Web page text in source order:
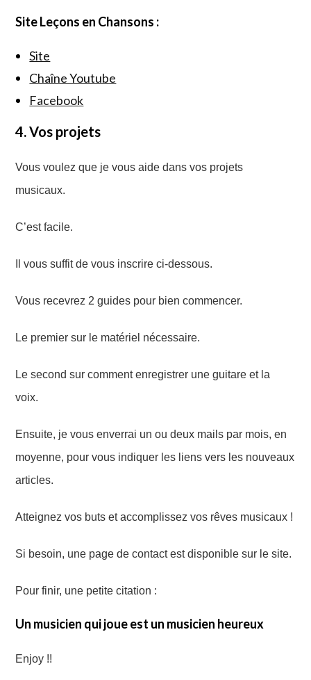
Site Leçons en Chansons :
Site
Chaîne Youtube
Facebook
4. Vos projets
Vous voulez que je vous aide dans vos projets
musicaux.
C’est facile.
Il vous suffit de vous inscrire ci-dessous.
Vous recevrez 2 guides pour bien commencer.
Le premier sur le matériel nécessaire.
Le second sur comment enregistrer une guitare et la
voix.
Ensuite, je vous enverrai un ou deux mails par mois, en
moyenne, pour vous indiquer les liens vers les nouveaux
articles.
Atteignez vos buts et accomplissez vos rêves musicaux !
Si besoin, une page de contact est disponible sur le site.
Pour finir, une petite citation :
Un musicien qui joue est un musicien heureux
Enjoy !!